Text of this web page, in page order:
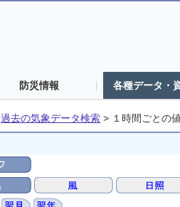
防災情報 各種データ・
過去の気象データ検索 > １時間ごとの